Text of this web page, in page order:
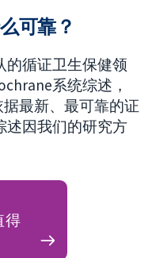
可靠？
的循证卫生保健领
系统综述，
最新、最可靠的证
述因我们的研究方
得